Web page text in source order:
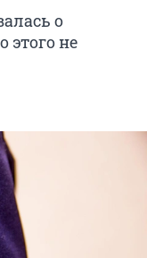
о
этого не